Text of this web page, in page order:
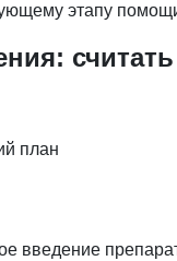
этапу
план
введение